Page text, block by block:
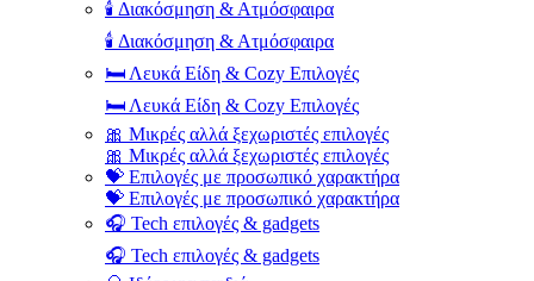
🕯️ Διακόσμηση & Ατμόσφαιρα
🕯️ Διακόσμηση & Ατμόσφαιρα
🛏️ Λευκά Είδη & Cozy Επιλογές
🛏️ Λευκά Είδη & Cozy Επιλογές
🎀 Μικρές αλλά ξεχωριστές επιλογές
🎀 Μικρές αλλά ξεχωριστές επιλογές
💝 Επιλογές με προσωπικό χαρακτήρα
💝 Επιλογές με προσωπικό χαρακτήρα
🎧 Tech επιλογές & gadgets
🎧 Tech επιλογές & gadgets